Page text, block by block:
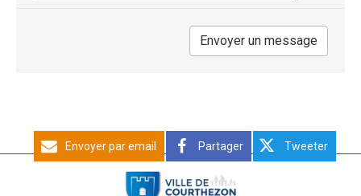
Envoyer par email Partager Tweeter